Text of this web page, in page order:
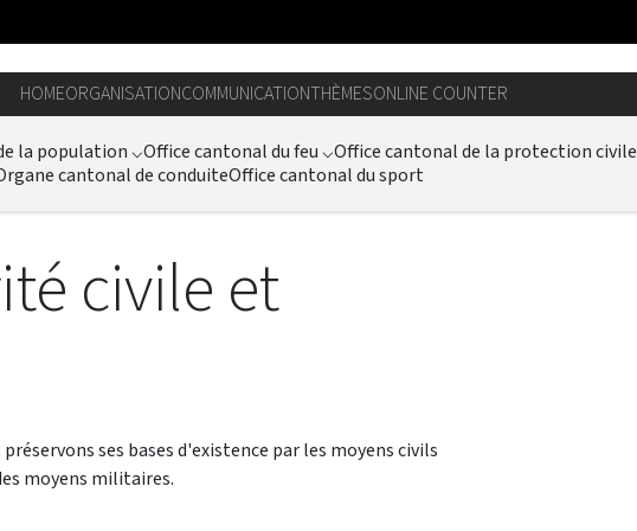
HOMEORGANISATIONCOMMUNICATIONTHÈMESONLINE COUNTER
la population ⌵Office cantonal du feu ⌵Office cantonal de la protection civile
cantonal de conduiteOffice cantonal du sport
civile et
ses bases d'existence par les moyens civils
moyens militaires.